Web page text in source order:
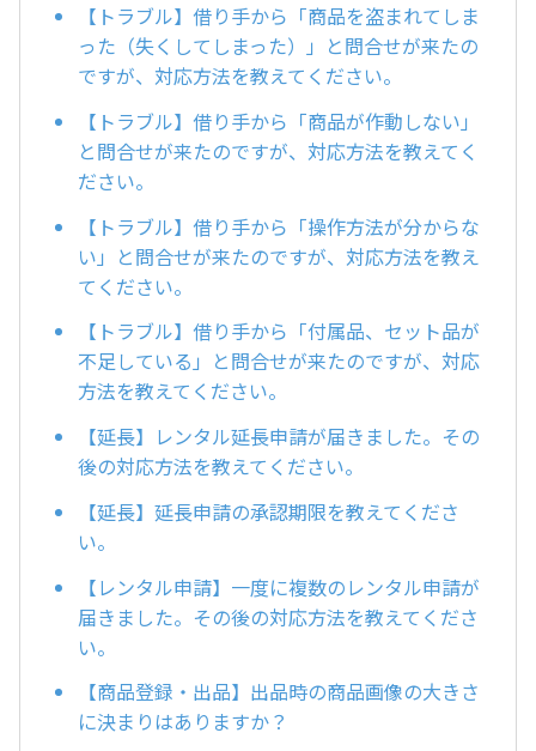
【トラブル】借り手から「商品を盗まれてしま
った（失くしてしまった）」と問合せが来たの
ですが、対応方法を教えてください。
【トラブル】借り手から「商品が作動しない」
と問合せが来たのですが、対応方法を教えてく
ださい。
【トラブル】借り手から「操作方法が分からな
い」と問合せが来たのですが、対応方法を教え
てください。
【トラブル】借り手から「付属品、セット品が
不足している」と問合せが来たのですが、対応
方法を教えてください。
【延長】レンタル延長申請が届きました。その
後の対応方法を教えてください。
【延長】延長申請の承認期限を教えてくださ
い。
【レンタル申請】一度に複数のレンタル申請が
届きました。その後の対応方法を教えてくださ
い。
【商品登録・出品】出品時の商品画像の大きさ
に決まりはありますか？